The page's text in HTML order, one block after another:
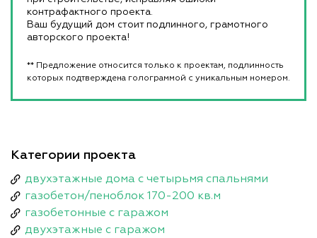
контрафактного проекта.
Ваш будущий дом стоит подлинного, грамотного
авторского проекта!
** Предложение относится только к проектам, подлинность
которых подтверждена голограммой с уникальным номером.
Категории проекта
двухэтажные дома с четырьмя спальнями
газобетон/пеноблок 170-200 кв.м
газобетонные с гаражом
двухэтажные с гаражом